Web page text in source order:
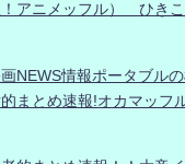
アニメッフル） ひき
NEWS情報ポータブル
まとめ速報!オカマッフ